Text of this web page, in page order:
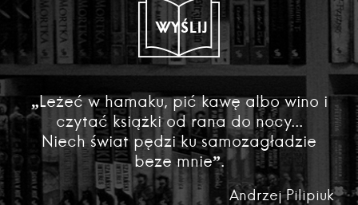
WYŚLIJ
„Leżeć w hamaku, pić kawę albo wino i
czytać książki od rana do nocy...
Niech świat pędzi ku samozagładzie
beze mnie”.
Andrzej Pilipiuk